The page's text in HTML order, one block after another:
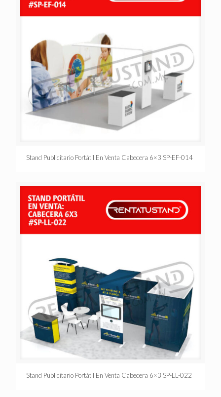
Stand Publicitario Portátil En Venta Cabecera 6×3 SP-EF-014
Stand Publicitario Portátil En Venta Cabecera 6×3 SP-LL-022